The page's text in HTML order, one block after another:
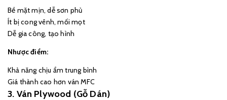
Bề mặt mịn, dễ sơn phủ
Ít bị cong vênh, mối mọt
Dễ gia công, tạo hình
Nhược điểm:
Khả năng chịu ẩm trung bình
Giá thành cao hơn ván MFC
3. Ván Plywood (Gỗ Dán)